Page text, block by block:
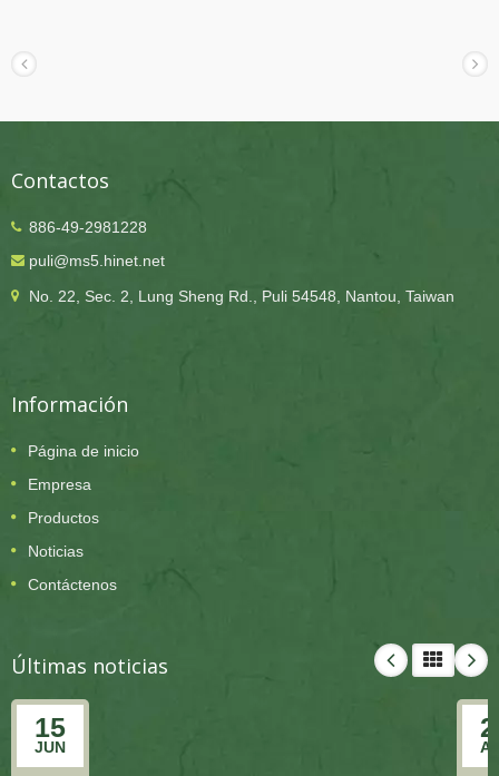
Contactos
886-49-2981228
puli@ms5.hinet.net
No. 22, Sec. 2, Lung Sheng Rd., Puli 54548, Nantou, Taiwan
Información
Página de inicio
Empresa
Productos
Noticias
Contáctenos
Últimas noticias
15
JUN